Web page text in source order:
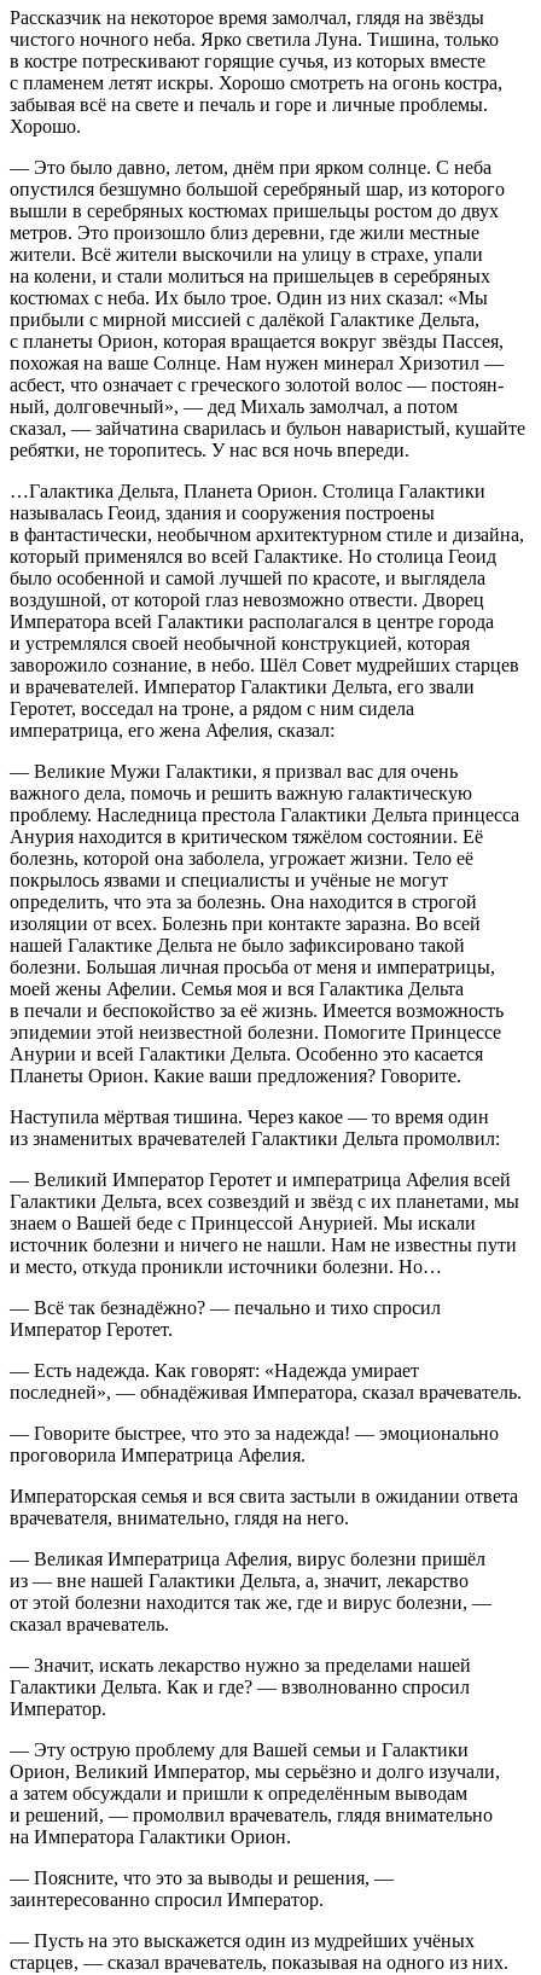
Рассказчик на некоторое время замолчал, глядя на звёзды
чистого ночного неба. Ярко светила Луна. Тишина, только
в костре потрескивают горящие сучья, из которых вместе
с пламенем летят искры. Хорошо смотреть на огонь костра,
забывая всё на свете и печаль и горе и личные проблемы.
Хорошо.
— Это было давно, летом, днём при ярком солнце. С неба
опустился безшумно большой серебряный шар, из которого
вышли в серебряных костюмах пришельцы ростом до двух
метров. Это произошло близ деревни, где жили местные
жители. Всё жители выскочили на улицу в страхе, упали
на колени, и стали молиться на пришельцев в серебряных
костюмах с неба. Их было трое. Один из них сказал: «Мы
прибыли с мирной миссией с далёкой Галактике Дельта,
с планеты Орион, которая вращается вокруг звёзды Пассея,
похожая на ваше Солнце. Нам нужен минерал Хризотил —
асбест, что означает с греческого золотой волос — постоян-
ный, долговечный», — дед Михаль замолчал, а потом
сказал, — зайчатина сварилась и бульон наваристый, кушайте
ребятки, не торопитесь. У нас вся ночь впереди.
…Галактика Дельта, Планета Орион. Столица Галактики
называлась Геоид, здания и сооружения построены
в фантастически, необычном архитектурном стиле и дизайна,
который применялся во всей Галактике. Но столица Геоид
было особенной и самой лучшей по красоте, и выглядела
воздушной, от которой глаз невозможно отвести. Дворец
Императора всей Галактики располагался в центре города
и устремлялся своей необычной конструкцией, которая
заворожило сознание, в небо. Шёл Совет мудрейших старцев
и врачевателей. Император Галактики Дельта, его звали
Геротет, восседал на троне, а рядом с ним сидела
императрица, его жена Афелия, сказал:
— Великие Мужи Галактики, я призвал вас для очень
важного дела, помочь и решить важную галактическую
проблему. Наследница престола Галактики Дельта принцесса
Анурия находится в критическом тяжёлом состоянии. Её
болезнь, которой она заболела, угрожает жизни. Тело её
покрылось язвами и специалисты и учёные не могут
определить, что эта за болезнь. Она находится в строгой
изоляции от всех. Болезнь при контакте заразна. Во всей
нашей Галактике Дельта не было зафиксировано такой
болезни. Большая личная просьба от меня и императрицы,
моей жены Афелии. Семья моя и вся Галактика Дельта
в печали и беспокойство за её жизнь. Имеется возможность
эпидемии этой неизвестной болезни. Помогите Принцессе
Анурии и всей Галактики Дельта. Особенно это касается
Планеты Орион. Какие ваши предложения? Говорите.
Наступила мёртвая тишина. Через какое — то время один
из знаменитых врачевателей Галактики Дельта промолвил:
— Великий Император Геротет и императрица Афелия всей
Галактики Дельта, всех созвездий и звёзд с их планетами, мы
знаем о Вашей беде с Принцессой Анурией. Мы искали
источник болезни и ничего не нашли. Нам не известны пути
и место, откуда проникли источники болезни. Но…
— Всё так безнадёжно? — печально и тихо спросил
Император Геротет.
— Есть надежда. Как говорят: «Надежда умирает
последней», — обнадёживая Императора, сказал врачеватель.
— Говорите быстрее, что это за надежда! — эмоционально
проговорила Императрица Афелия.
Императорская семья и вся свита застыли в ожидании ответа
врачевателя, внимательно, глядя на него.
— Великая Императрица Афелия, вирус болезни пришёл
из — вне нашей Галактики Дельта, а, значит, лекарство
от этой болезни находится так же, где и вирус болезни, —
сказал врачеватель.
— Значит, искать лекарство нужно за пределами нашей
Галактики Дельта. Как и где? — взволнованно спросил
Император.
— Эту острую проблему для Вашей семьи и Галактики
Орион, Великий Император, мы серьёзно и долго изучали,
а затем обсуждали и пришли к определённым выводам
и решений, — промолвил врачеватель, глядя внимательно
на Императора Галактики Орион.
— Поясните, что это за выводы и решения, —
заинтересованно спросил Император.
— Пусть на это выскажется один из мудрейших учёных
старцев, — сказал врачеватель, показывая на одного из них.